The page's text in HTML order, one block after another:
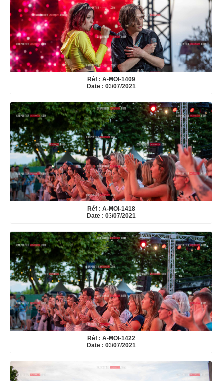
Réf : A-MOI-1409
Date : 03/07/2021
Réf : A-MOI-1418
Date : 03/07/2021
Réf : A-MOI-1422
Date : 03/07/2021